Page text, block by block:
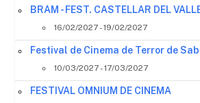
BRAM - FEST. CASTELLAR DEL
16/02/2027 - 19/02/2027
Festival de Cinema de Terror de
10/03/2027 - 17/03/2027
FESTIVAL OMNIUM DE CINEMA